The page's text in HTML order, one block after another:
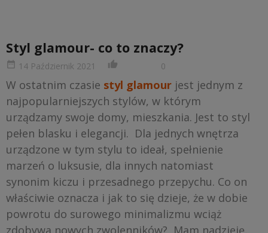
Styl glamour- co to znaczy?
date_range 14 Październik 2021 thumb_up_alt 0
W ostatnim czasie styl glamour jest jednym z
najpopularniejszych stylów, w którym
urządzamy swoje domy, mieszkania. Jest to styl
pełen blasku i elegancji. Dla jednych wnętrza
urządzone w tym stylu to ideał, spełnienie
marzeń o luksusie, dla innych natomiast
synonim kiczu i przesadnego przepychu. Co on
właściwie oznacza i jak to się dzieje, że w dobie
powrotu do surowego minimalizmu wciąż
zdobywa nowych zwolenników? Mam nadzieję,